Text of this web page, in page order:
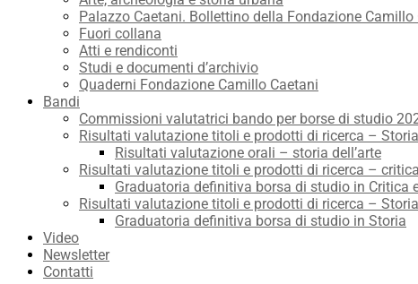
Palazzo Caetani. Bollettino della Fondazione Camillo
Fuori collana
Atti e rendiconti
Studi e documenti d’archivio
Quaderni Fondazione Camillo Caetani
Bandi
Commissioni valutatrici bando per borse di studio
Risultati valutazione titoli e prodotti di ricerca – Storia
Risultati valutazione orali – storia dell’arte
Risultati valutazione titoli e prodotti di ricerca –
Graduatoria definitiva borsa di studio in Critica
Risultati valutazione titoli e prodotti di ricerca – Storia
Graduatoria definitiva borsa di studio in Storia
Video
Newsletter
Contatti